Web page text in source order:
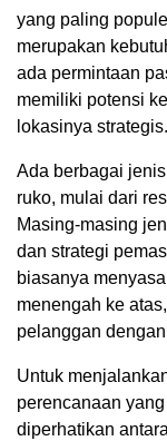
yang paling
merupakan
ada permintaan
memiliki potensi
lokasinya strategis.
Ada berbagai
ruko, mulai dari
Masing-masing
dan strategi
biasanya
menengah ke
pelanggan
Untuk
perencanaan
diperhatikan